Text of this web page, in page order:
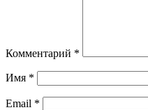
Комментарий *
Имя *
Email *